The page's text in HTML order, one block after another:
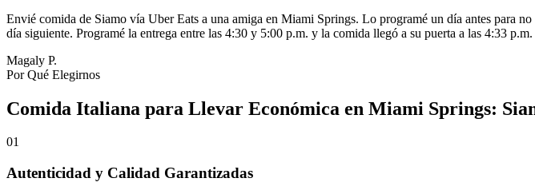
Envié comida de Siamo vía Uber Eats a una amiga en Miami Springs. Lo programé un día antes para
día siguiente. Programé la entrega entre las 4:30 y 5:00 p.m. y la comida llegó a su puerta a las 4:33
Magaly P.
Por Qué Elegirnos
Comida Italiana para Llevar Económica en Miami Springs:
01
Autenticidad y Calidad Garantizadas